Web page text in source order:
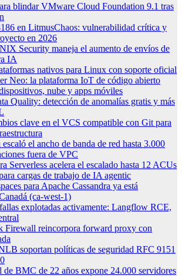
blindar VMware Cloud Foundation 9.1 tras
en LitmusChaos: vulnerabilidad crítica y
en 2026
Security maneja el aumento de envíos de
IA
nativos para Linux con soporte oficial
Neo: la plataforma IoT de código abierto
nube y apps móviles
Quality: detección de anomalías gratis y más
clave en el VCS compatible con Git para
el ancho de banda de red hasta 3.000
fuera de VPC
Serverless acelera el escalado hasta 12 ACUs
cargas de trabajo de IA agentic
para Apache Cassandra ya está
(ca-west-1)
explotadas activamente: Langflow RCE,
Firewall reincorpora forward proxy con
soportan políticas de seguridad RFC 9151
BMC de 22 años expone 24.000 servidores